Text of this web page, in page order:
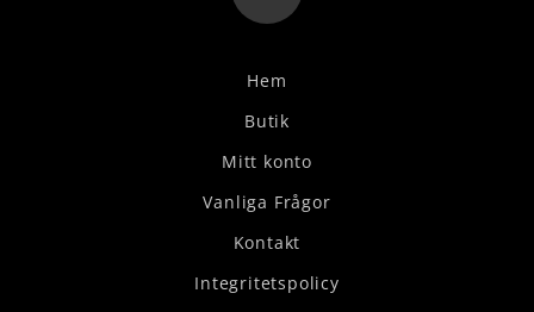
Hem
Butik
Mitt konto
Vanliga Frågor
Kontakt
Integritetspolicy